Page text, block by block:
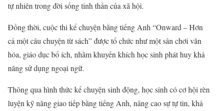
tự nhiên trong đời sống tinh thần của xã hội.
Đồng thời, cuộc thi kể chuyện bằng tiếng Anh “Onward – Hơn
cả một câu chuyện từ sách” được tổ chức như một sân chơi văn
hóa, giáo dục bổ ích, nhằm khuyến khích học sinh phát huy khả
năng sử dụng ngoại ngữ.
Thông qua hình thức kể chuyện sinh động, học sinh có cơ hội rèn
luyện kỹ năng giao tiếp bằng tiếng Anh, nâng cao sự tự tin, khả